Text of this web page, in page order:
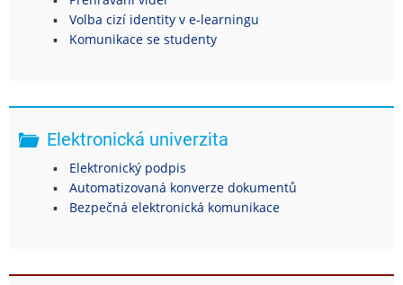
Volba cizí identity v e-learningu
Komunikace se studenty
Elektronická univerzita
Elektronický podpis
Automatizovaná konverze dokumentů
Bezpečná elektronická komunikace